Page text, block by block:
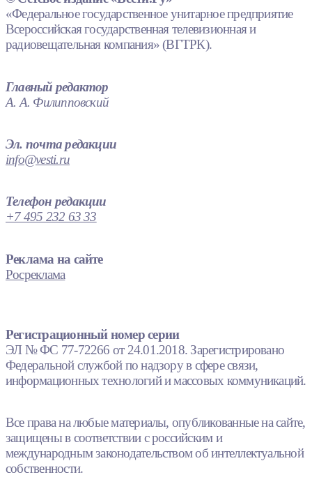
«Федеральное государственное унитарное предприятие
Всероссийская государственная телевизионная и
радиовещательная компания» (ВГТРК).
Главный редактор
А. А. Филипповский
Эл. почта редакции
info@vesti.ru
Телефон редакции
+7 495 232 63 33
Реклама на сайте
Росреклама
Регистрационный номер серии
ЭЛ № ФС 77-72266 от 24.01.2018. Зарегистрировано
Федеральной службой по надзору в сфере связи,
информационных технологий и массовых коммуникаций.
Все права на любые материалы, опубликованные на сайте,
защищены в соответствии с российским и
международным законодательством об интеллектуальной
собственности.